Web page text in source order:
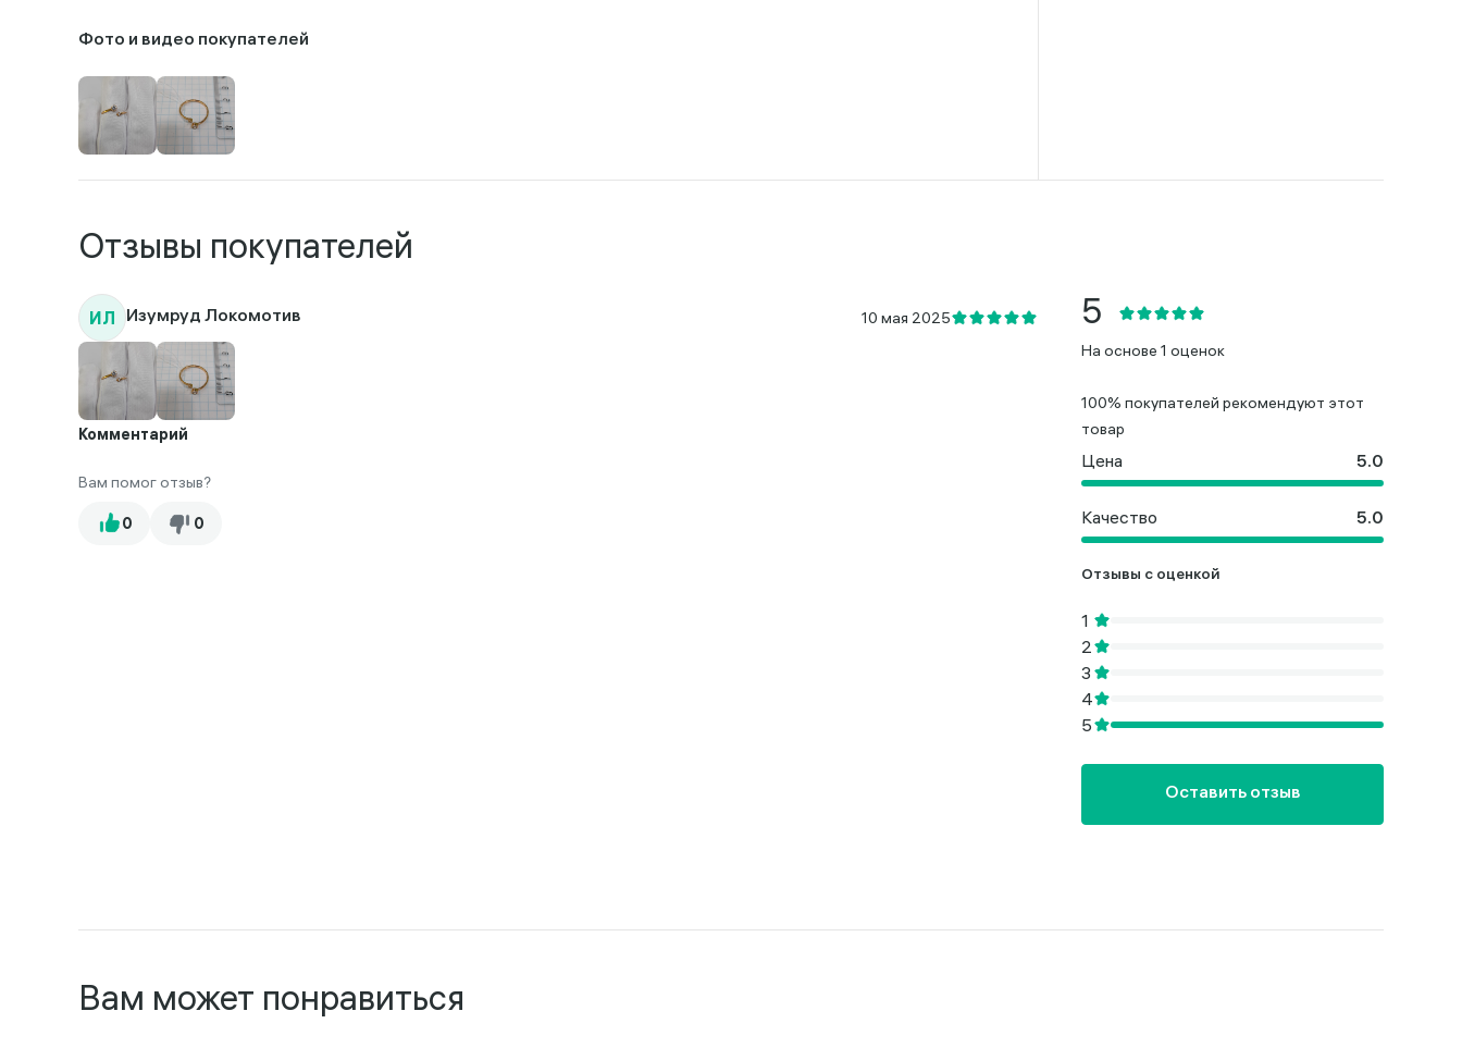
Фото и видео покупателей
Отзывы покупателей
ИЛ Изумруд Локомотив 10 мая 2025
Комментарий
Вам помог отзыв?
На основе 1 оценок
100% покупателей рекомендуют этот
товар
Цена
Качество
Отзывы с оценкой
Оставить отзыв
Вам может понравиться